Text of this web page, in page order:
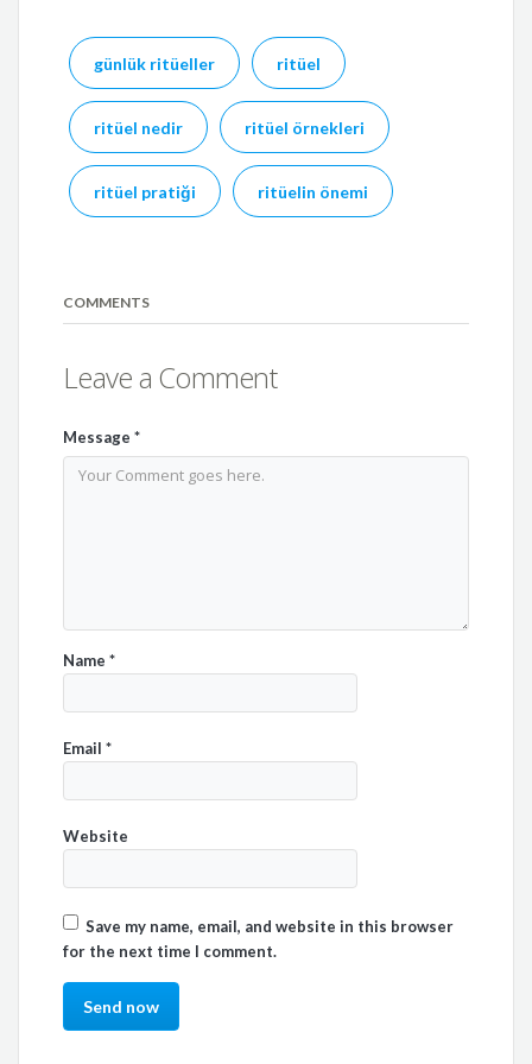
günlük ritüeller ritüel
ritüel nedir ritüel örnekleri
ritüel pratiği ritüelin önemi
COMMENTS
Leave a Comment
Message*
Name*
Email*
Website
Save my name, email, and website in this browser
for the next time I comment.